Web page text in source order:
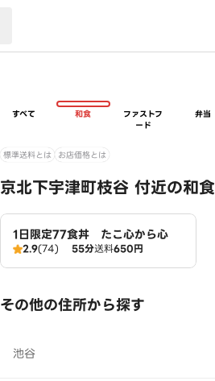
すべて 和食
ファストフ
ード
弁当
標準送料とは お店価格とは
京北下宇津町枝谷 付近の和食
1日限定77食丼 たこ心から心
2.9(74) 55分送料650円
その他の住所から探す
池谷